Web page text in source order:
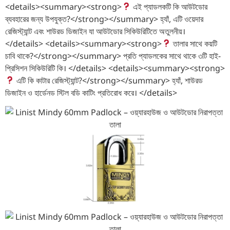
<details><summary><strong>
এই প্যাডলকটি কি আউটডোর
ব্যবহারের জন্য উপযুক্ত?</strong></summary> হ্যাঁ, এটি ওয়েদার
রেজিস্ট্যান্ট এবং শাউরড ডিজাইন যা আউটডোর সিকিউরিটিতে অতুলনীয়।
</details> <details><summary><strong>
তালার সাথে কয়টি
চাবি থাকে?</strong></summary> প্রতি প্যাডলকের সাথে থাকে ৩টি হাই-
প্রিসিশন সিকিউরিটি কি। </details> <details><summary><strong>
এটি কি কাটার রেজিস্ট্যান্ট?</strong></summary> হ্যাঁ, শাউরড
ডিজাইন ও হার্ডেনড স্টিল বডি কাটিং প্রতিরোধ করে। </details>